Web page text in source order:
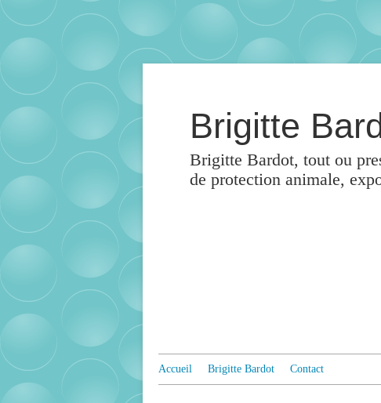
Brigitte
Brigitte Bardot, tout ou
de protection animale,
Accueil Brigitte Bardot Contact